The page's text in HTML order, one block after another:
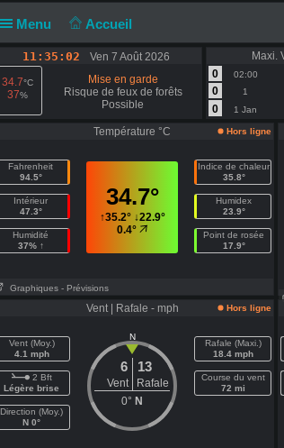
Menu Accueil
11:35:03
Ven 7 Août 2026
34.7°C
37%
Mise en garde
Risque de feux de forêts
Possible
Maxi.
0
02:00
0
1
0
1 Jan
Température °C Hors ligne
Fahrenheit
94.5°
Intérieur
47.3°
Humidité
37% ↑
34.7°
↑35.2°↓22.9°
0.4°
Indice de chaleur
35.8°
Humidex
23.9°
Point de rosée
17.9°
Graphiques - Prévisions
Vent | Rafale - mph Hors ligne
Vent (Moy.)
4.1 mph
2 Bft
Légère brise
Direction (Moy.)
N 0°
N
6 13
Vent
Rafale
0° N
Rafale (Maxi.)
18.4 mph
Course du vent
72 mi